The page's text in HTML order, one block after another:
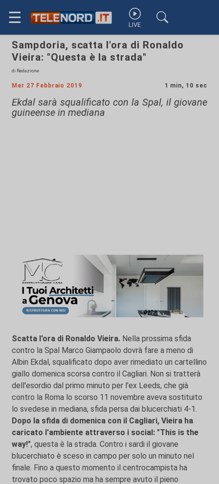
☰ LIVE
Sampdoria, scatta l'ora di Ronaldo
Vieira: "Questa è la strada"
di Redazione
Mer 27 Febbraio 2019 1 min, 10 sec
Ekdal sarà squalificato con la Spal, il giovane
guineense in mediana
Scatta l'ora di Ronaldo Vieira. Nella prossima sfida
contro la Spal Marco Giampaolo dovrà fare a meno di
Albin Ekdal, squalificato dopo aver rimediato un cartellino
giallo domenica scorsa contro il Cagliari. Non si tratterà
dell'esordio dal primo minuto per l'ex Leeds, che già
contro la Roma lo scorso 11 novembre aveva sostituito
lo svedese in mediana, sfida persa dai blucerchiati 4-1.
Dopo la sfida di domenica con il Cagliari, Vieira ha
caricato l'ambiente attraverso i social: "This is the
way!", questa è la strada. Contro i sardi il giovane
blucerchiato è sceso in campo per solo un minuto nel
finale. Fino a questo momento il centrocampista ha
trovato poco spazio ma ha sempre avuto il pieno